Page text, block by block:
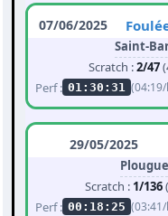
07/06/2025
Saint-
Scratch :2/47
Perf : 01:30:31
29/05/2025
Scratch : 1/136
Perf : 00:18:25